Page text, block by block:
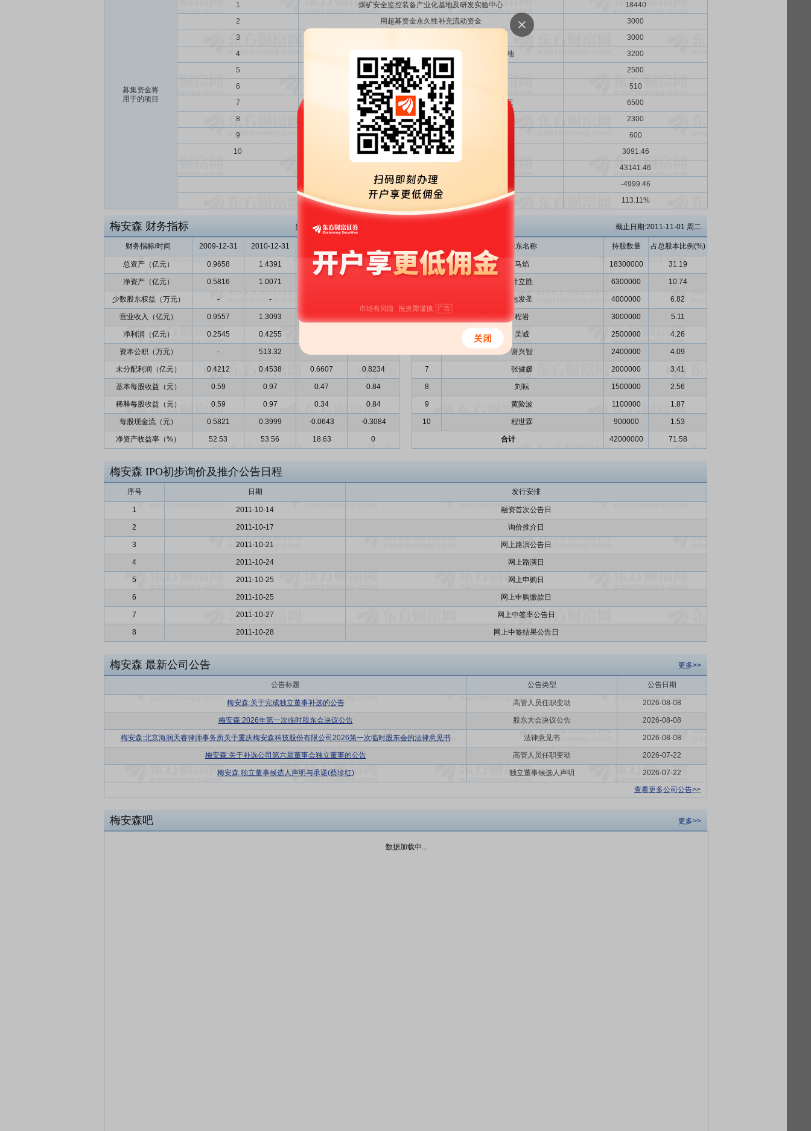
募集资金将
用于的项目
1
煤矿安全监控装备产业化基地及研发实验中心
18440
2
用超募资金永久性补充流动资金
3000
3
3000
4
使用超募资金在重庆市九龙坡区金凤镇购置一宗土地
3200
5
使用部分超募资金投资设立控股子公司
2500
6
使用超募资金510万元投资设立控股子公司
510
7
使用部分超募资金建立梅安森(北京)安全技术研究院
6500
8
增资控股-梅安森元图
2300
9
对外投资设立子公司-梅安森中太
600
10
永久补充流动资金
3091.46
43141.46
超额募集资金（实际募集资金-投资金额总计）
-4999.46
投资金额总计与实际募集资金总额比
113.11%
梅安森 财务指标 数据来源: 招股意向书、申报稿
财务指标/时间 2009-12-31 2010-12-31
总资产（亿元） 0.9658 1.4391 1.6322 1.8301
净资产（亿元） 0.5816 1.0071
少数股东权益（万元） - -
营业收入（亿元） 0.9557 1.3093 0.7934 1.3276
净利润（亿元） 0.2545 0.4255
资本公积（万元） - 513.32
未分配利润（亿元） 0.4212 0.4538 0.6607 0.8234
基本每股收益（元） 0.59 0.97 0.47 0.84
稀释每股收益（元） 0.59 0.97 0.34 0.84
每股现金流（元） 0.5821 0.3999 -0.0643 -0.3084
净资产收益率（%） 52.53 53.56 18.63 0
截止日期:2011-11-01 周二
股东名称 持股数量 占总股本比例(%)
1 马焰 18300000 31.19
叶立胜 6300000 10.74
包发圣 4000000 6.82
4 程岩 3000000 5.11
吴诚 2500000 4.26
谢兴智 2400000 4.09
7 张健媛 2000000 3.41
8 刘耘 1500000 2.56
9 黄险波 1100000 1.87
10 程世霖 900000 1.53
合计 42000000 71.58
梅安森 IPO初步询价及推介公告日程
序号 日期 发行安排
1 2011-10-14 融资首次公告日
2 2011-10-17 询价推介日
3 2011-10-21 网上路演公告日
4 2011-10-24 网上路演日
5 2011-10-25 网上申购日
6 2011-10-25 网上申购缴款日
7 2011-10-27 网上中签率公告日
8 2011-10-28 网上中签结果公告日
梅安森 最新公司公告 更多>>
公告标题 公告类型 公告日期
梅安森:关于完成独立董事补选的公告 高管人员任职变动 2026-08-08
梅安森:2026年第一次临时股东会决议公告 股东大会决议公告 2026-08-08
梅安森:北京海润天睿律师事务所关于重庆梅安森科技股份有限公司2026第一次临时股东会的法律意见书 法律意见书 2026-08-08
梅安森:关于补选公司第六届董事会独立董事的公告 高管人员任职变动 2026-07-22
梅安森:独立董事候选人声明与承诺(蔡珍红) 独立董事候选人声明
2026-07-22
查看更多公司公告>>
梅安森吧 更多>>